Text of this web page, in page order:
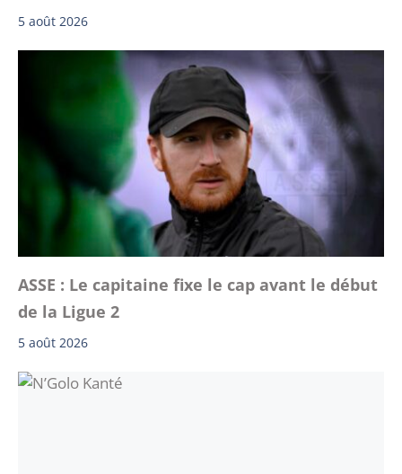
5 août 2026
ASSE : Le capitaine fixe le cap avant le début
de la Ligue 2
5 août 2026